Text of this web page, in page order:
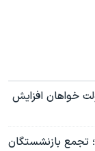
خواهان افزایش
تجمع بازنشستگان